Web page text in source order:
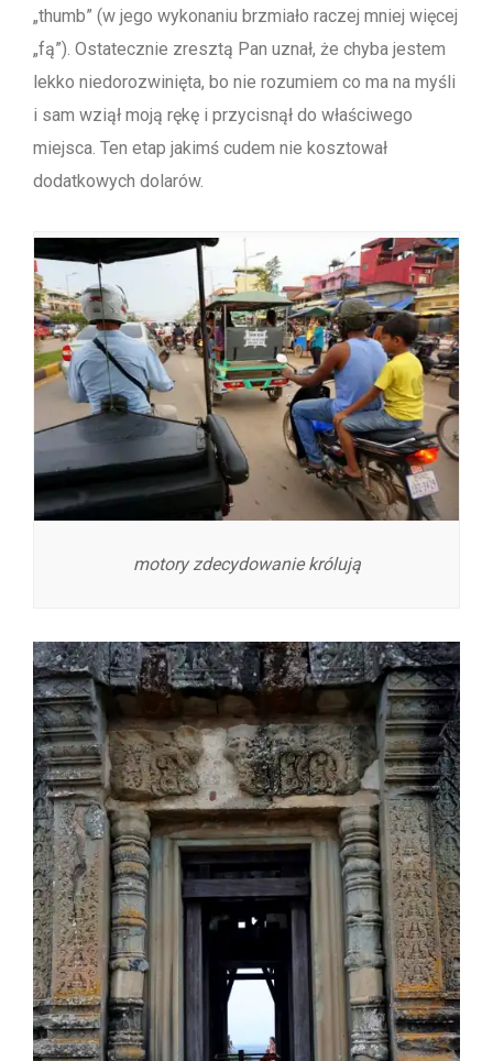
„thumb” (w jego wykonaniu brzmiało raczej mniej więcej
„fą”). Ostatecznie zresztą Pan uznał, że chyba jestem
lekko niedorozwinięta, bo nie rozumiem co ma na myśli
i sam wziął moją rękę i przycisnął do właściwego
miejsca. Ten etap jakimś cudem nie kosztował
dodatkowych dolarów.
motory zdecydowanie królują